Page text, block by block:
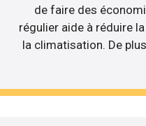
de faire des
régulier aide à réduire
la climatisation. De